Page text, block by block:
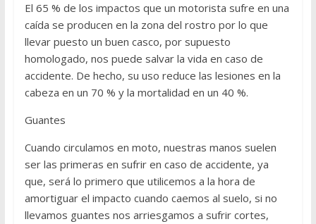
El 65 % de los impactos que un motorista sufre en una
caída se producen en la zona del rostro por lo que
llevar puesto un buen casco, por supuesto
homologado, nos puede salvar la vida en caso de
accidente. De hecho, su uso reduce las lesiones en la
cabeza en un 70 % y la mortalidad en un 40 %.
Guantes
Cuando circulamos en moto, nuestras manos suelen
ser las primeras en sufrir en caso de accidente, ya
que, será lo primero que utilicemos a la hora de
amortiguar el impacto cuando caemos al suelo, si no
llevamos guantes nos arriesgamos a sufrir cortes,